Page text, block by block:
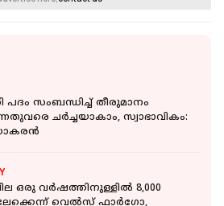
പദം സംബന്ധിച്ച് തീരുമാനം
ചര്‍ച്ചയാകാം, സ്വാഭാവികം:
ഒരു വർഷത്തിനുള്ളിൽ 8,000
വെൽസ് ഫാർ​ഗോ,